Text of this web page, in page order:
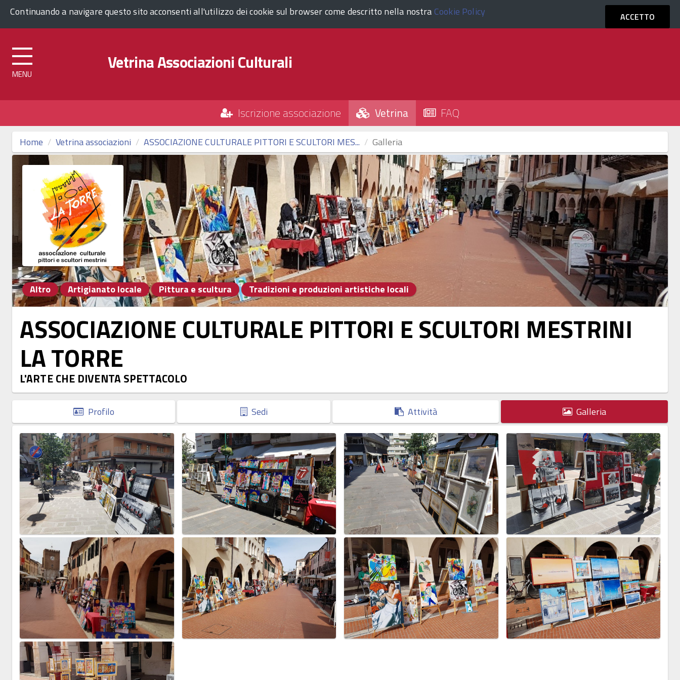
Continuando a navigare questo sito acconsenti all'utilizzo dei cookie sul browser come descritto nella nostraCookie Policy ACCETTO
Comune di Venezia ACCEDI
Vetrina Associazioni Culturali
menu
Iscrizione associazione Vetrina FAQ
Home Vetrina associazioni ASSOCIAZIONE CULTURALE PITTORI E SCULTORI MES... Galleria
Altro Artigianato locale Pittura e scultura Tradizioni e produzioni artistiche locali
ASSOCIAZIONE CULTURALE PITTORI E SCULTORI MESTRINI
LA TORRE
L'ARTE CHE DIVENTA SPETTACOLO
Profilo Sedi Attività Galleria